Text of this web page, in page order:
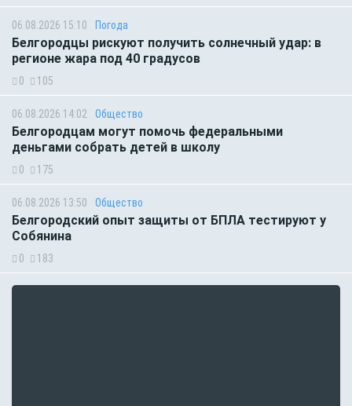
06.08.2026 15:10 Погода
Белгородцы рискуют получить солнечный удар: в
регионе жара под 40 градусов
0 105
06.08.2026 14:02 Общество
Белгородцам могут помочь федеральными
деньгами собрать детей в школу
0 175
06.08.2026 13:50 Общество
Белгородский опыт защиты от БПЛА тестируют у
Собянина
0 183